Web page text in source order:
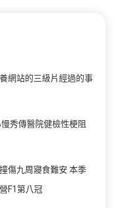
網站的三級片經過的事
秀傳醫院健檢性梗阻
傷九周寢食難安 本季
F1第八冠